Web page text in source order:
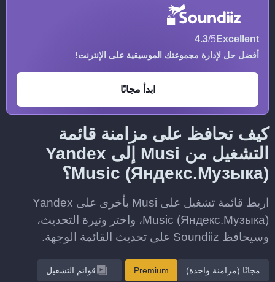
Excellent
4.3/5
أفضل حل لإدارة مجموعتك الموسيقية على الإنترنت!
ابدأ مجانًا
كيف تحافظ على مزامنة قائمة
التشغيل من Musi إلى Yandex
Music (Яндекс.Музыка)؟
اربط قائمة تشغيل على Musi بأخرى على Yandex
Music (Яндекс.Музыка)، واختر وتيرة التحديث،
وسيحافظ Soundiiz على تحديث القائمة الوجهة.
مجانًا (مزامنة واحدة) Premium قوائم التشغيل